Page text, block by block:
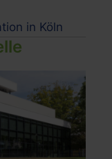
in Köln